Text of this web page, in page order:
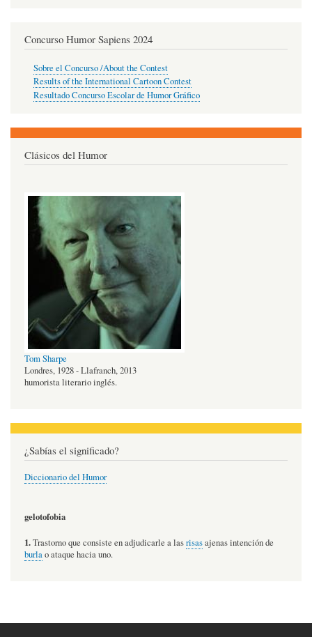
Concurso Humor Sapiens 2024
Sobre el Concurso /About the Contest
Results of the International Cartoon Contest
Resultado Concurso Escolar de Humor Gráfico
Clásicos del Humor
Tom Sharpe
Londres, 1928 - Llafranch, 2013
humorista literario inglés.
¿Sabías el significado?
Diccionario del Humor
gelotofobia
1.Trastorno que consiste en adjudicarle a lasrisasajenas intención de
burlao ataque hacia uno.